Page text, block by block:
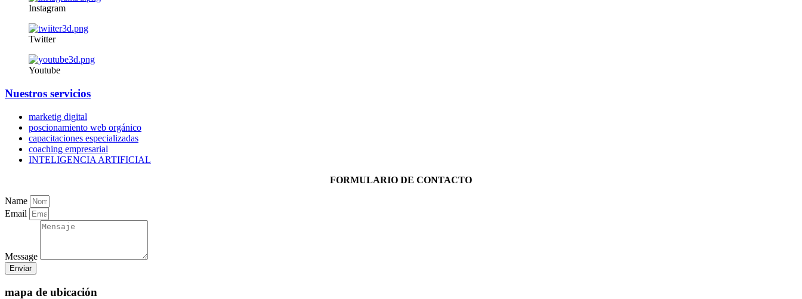
Instagram
Twitter
Youtube
Nuestros servicios
marketig digital
poscionamiento web orgánico
capacitaciones especializadas
coaching empresarial
INTELIGENCIA ARTIFICIAL
FORMULARIO DE CONTACTO
Name
Email
Message
Enviar
mapa de ubicación